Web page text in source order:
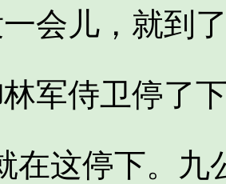
儿，就到了
侍卫停了下
这停下。九